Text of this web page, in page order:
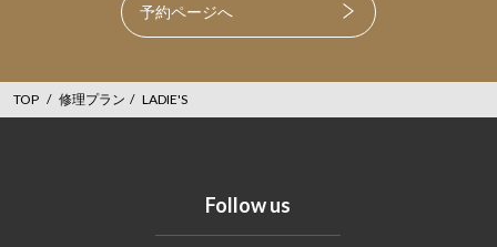
予約ページへ
TOP / 修理プラン / LADIE'S
Follow us